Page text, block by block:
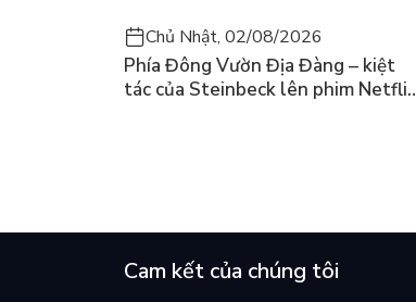
Chủ Nhật, 02/08/2026
Phía Đông Vườn Địa Đàng – kiệt
tác của Steinbeck lên phim Netflix
Cam kết của chúng tôi